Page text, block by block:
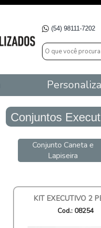
(54) 98111-7202
Conjuntos
Conjunto Caneta e
Lapiseira
KIT EXECUTIVO 2
Cod.: 08254